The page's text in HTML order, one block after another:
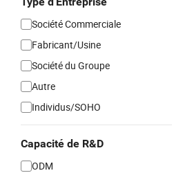
Société Commerciale
Fabricant/Usine
Société du Groupe
Autre
Individus/SOHO
Capacité de R&D
ODM